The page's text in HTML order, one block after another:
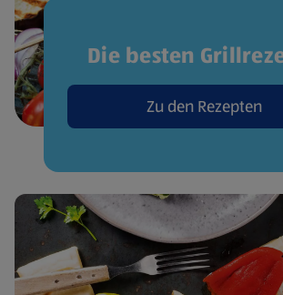
Die besten
Zu den Rezepten